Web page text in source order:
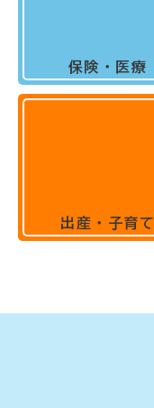
保険・医療
出産・子育て